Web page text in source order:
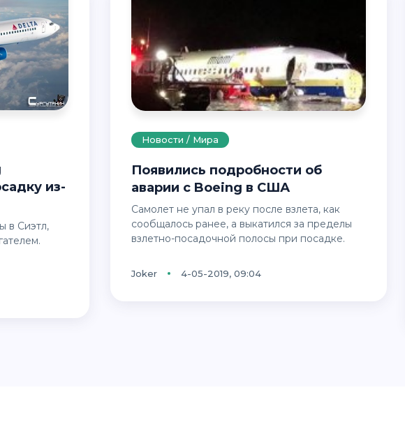
из-
Новости / Мира
Появились подробности об
аварии с Boeing в США
Самолет не упал в реку после взлета, как
сообщалось ранее, а выкатился за пределы
взлетно-посадочной полосы при посадке.
Joker 4-05-2019, 09:04